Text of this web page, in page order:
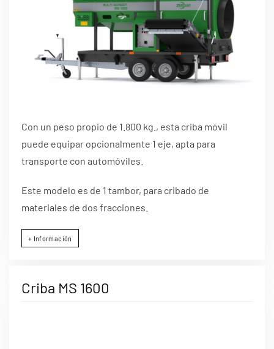
Con un peso propio de 1.800 kg., esta criba móvil
puede equipar opcionalmente 1 eje, apta para
transporte con automóviles.
Este modelo es de 1 tambor, para cribado de
materiales de dos fracciones.
+ Información
Criba MS 1600